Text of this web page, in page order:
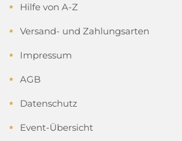
Hilfe von A-Z
Versand- und Zahlungsarten
Impressum
AGB
Datenschutz
Event-Übersicht